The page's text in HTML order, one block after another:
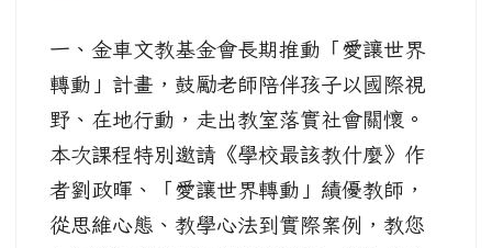
一、金車文教基金會長期推動「愛讓世界
轉動」計畫，鼓勵老師陪伴孩子以國際視
野、在地行動，走出教室落實社會關懷。
本次課程特別邀請《學校最該教什麼》作
者劉政暉、「愛讓世界轉動」績優教師，
從思維心態、教學心法到實際案例，教您